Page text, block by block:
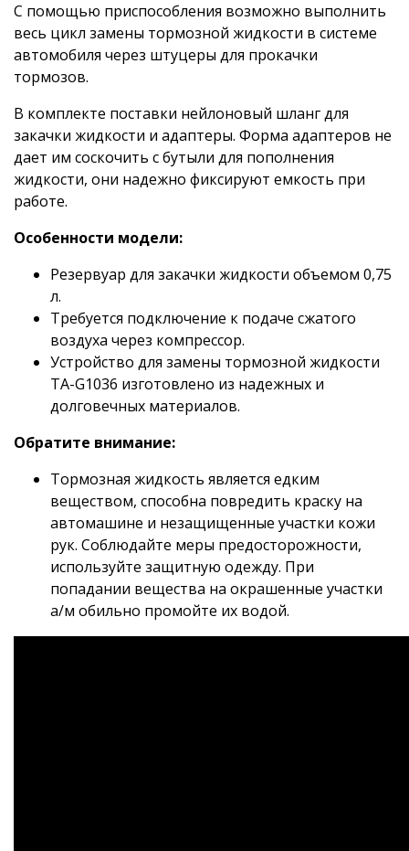
С помощью приспособления возможно выполнить
весь цикл замены тормозной жидкости в системе
автомобиля через штуцеры для прокачки
тормозов.
В комплекте поставки нейлоновый шланг для
закачки жидкости и адаптеры. Форма адаптеров не
дает им соскочить с бутыли для пополнения
жидкости, они надежно фиксируют емкость при
работе.
Особенности модели:
Резервуар для закачки жидкости объемом 0,75
л.
Требуется подключение к подаче сжатого
воздуха через компрессор.
Устройство для замены тормозной жидкости
TA-G1036 изготовлено из надежных и
долговечных материалов.
Обратите внимание:
Тормозная жидкость является едким
веществом, способна повредить краску на
автомашине и незащищенные участки кожи
рук. Соблюдайте меры предосторожности,
используйте защитную одежду. При
попадании вещества на окрашенные участки
а/м обильно промойте их водой.